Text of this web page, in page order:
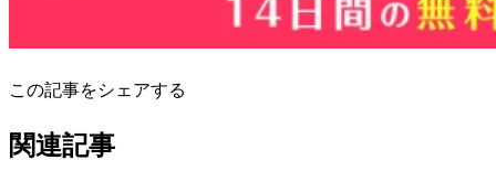
この記事をシェアする
関連記事